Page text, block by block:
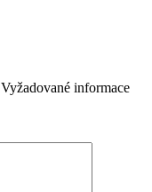
Vyžadované informace